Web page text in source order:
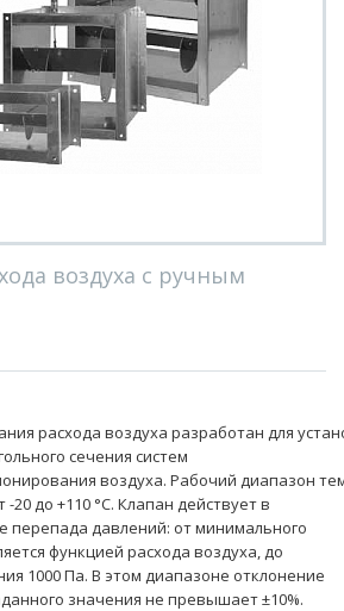
воздуха с ручным
расхода воздуха разработан для
сечения систем
воздуха. Рабочий диапазон
20 до +110 °C. Клапан действует в
перепада давлений: от минимального
функцией расхода воздуха, до
1000 Па. В этом диапазоне отклонение
значения не превышает ±10%.